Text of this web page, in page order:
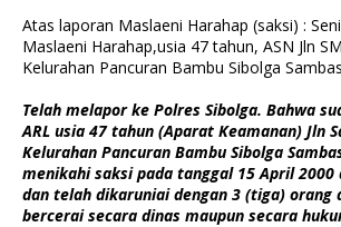
Atas laporan Maslaeni Harahap (saksi) :
Maslaeni Harahap,usia 47 tahun, ASN Jln
Kelurahan Pancuran Bambu Sibolga
Telah melapor ke Polres Sibolga. Bahwa
ARL usia 47 tahun (Aparat Keamanan) Jln
Kelurahan Pancuran Bambu Sibolga
menikahi saksi pada tanggal 15 April 2000
dan telah dikaruniai dengan 3 (tiga) orang
bercerai secara dinas maupun secara